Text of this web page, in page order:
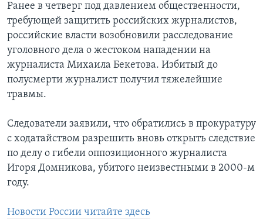
Ранее в четверг под давлением общественности,
требующей защитить российских журналистов,
российские власти возобновили расследование
уголовного дела о жестоком нападении на
журналиста Михаила Бекетова. Избитый до
полусмерти журналист получил тяжелейшие
травмы.
Следователи заявили, что обратились в прокуратуру
с ходатайством разрешить вновь открыть следствие
по делу о гибели оппозиционного журналиста
Игоря Домникова, убитого неизвестными в 2000-м
году.
Новости России читайте здесь